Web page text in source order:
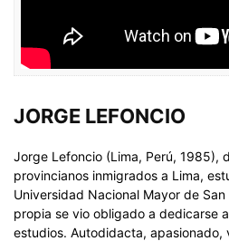
JORGE LEFONCIO
Jorge Lefoncio (Lima, Perú, 1985),
provincianos inmigrados a Lima,
Universidad Nacional Mayor de
propia se vio obligado a dedicarse
estudios. Autodidacta, apasionado,